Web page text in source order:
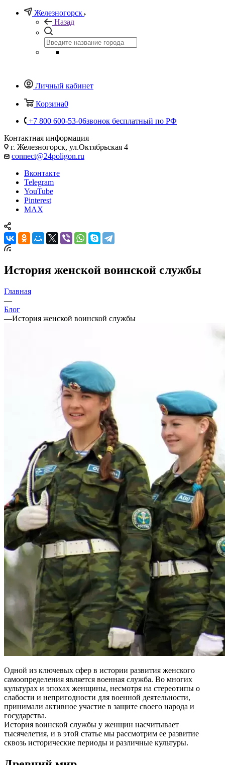
Железногорск
Назад
Личный кабинет
Корзина0
+7 800 600-53-06звонок бесплатный по РФ
Контактная информация
г. Железногорск, ул.Октябрьская 4
connect@24poligon.ru
Вконтакте
Telegram
YouTube
Pinterest
MAX
История женской воинской службы
Главная
—
Блог
—История женской воинской службы
Одной из ключевых сфер в истории развития женского
самоопределения является военная служба. Во многих
культурах и эпохах женщины, несмотря на стереотипы о
слабости и непригодности для военной деятельности,
принимали активное участие в защите своего народа и
государства.
История воинской службы у женщин насчитывает
тысячелетия, и в этой статье мы рассмотрим ее развитие
сквозь исторические периоды и различные культуры.